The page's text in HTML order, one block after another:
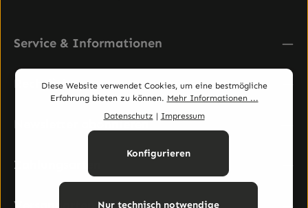
Service & Informationen
Rechtliches
Newsletter abonnieren
Zahlungsarten
Diese Website verwendet Cookies, um eine bestmögliche
Erfahrung bieten zu können. Mehr Informationen ...
Datenschutz | Impressum
Nur technisch notwendige
Konfigurieren